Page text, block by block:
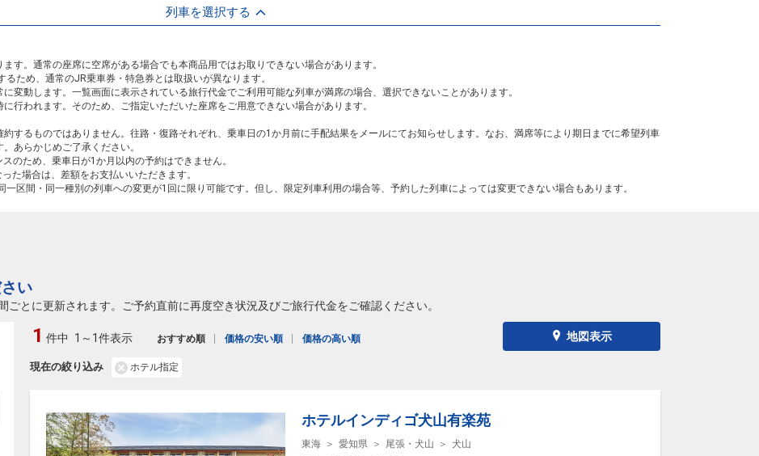
列車を選択する
す。通常の座席に空席がある場合でも本商品用ではお取りできない場合があります。
ため、通常のJR乗車券・特急券とは取扱いが異なります。
変動します。一覧画面に表示されている旅行代金でご利用可能な列車が満席の場合、選択できないことがあります。
行われます。そのため、ご指定いただいた座席をご用意できない場合があります。
するものではありません。往路・復路それぞれ、乗車日の1か月前に手配結果をメールにてお知らせします。なお、満席等により期日までに希望列車
あらかじめご了承ください。
のため、乗車日が1か月以内の予約はできません。
た場合は、差額をお支払いいただきます。
一区間・同一種別の列車への変更が1回に限り可能です。但し、限定列車利用の場合等、予約した列車によっては変更できない場合もあります。
い
とに更新されます。ご予約直前に再度空き状況及びご旅行代金をご確認ください。
地図表示
現在の絞り込み ホテル指定
1 件中 1～1件表示 おすすめ順 価格の安い順 価格の高い順
ホテルインディゴ犬山有楽苑
東海 愛知県 尾張・犬山 犬山